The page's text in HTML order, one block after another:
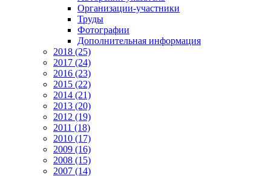
Организации-участники
Труды
Фотографии
Дополнительная информация
2018 (25)
2017 (24)
2016 (23)
2015 (22)
2014 (21)
2013 (20)
2012 (19)
2011 (18)
2010 (17)
2009 (16)
2008 (15)
2007 (14)